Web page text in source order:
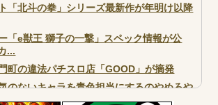
「北斗の拳」シリーズ最新作が年明け以降
「e獣王 獅子の一撃」スペック情報が公
...
町の違法パチスロ店「GOOD」が摘発
のないキャラを青色担当にするのやめろや